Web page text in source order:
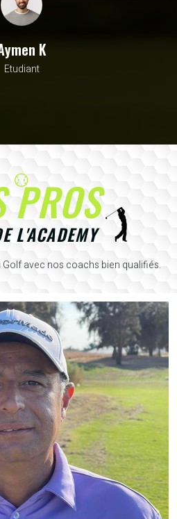
PROS
L'ACADEMY
avec nos coachs bien qualifiés.